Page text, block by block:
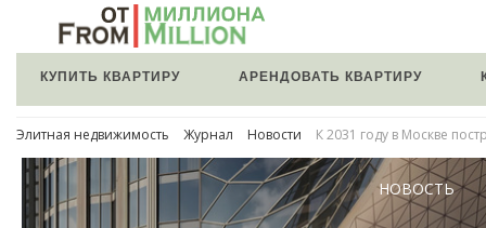
КУПИТЬ КВАРТИРУ АРЕНДОВАТЬ КВАРТИРУ
Элитная недвижимость Журнал Новости К 2031 году в Москве
НОВОСТЬ